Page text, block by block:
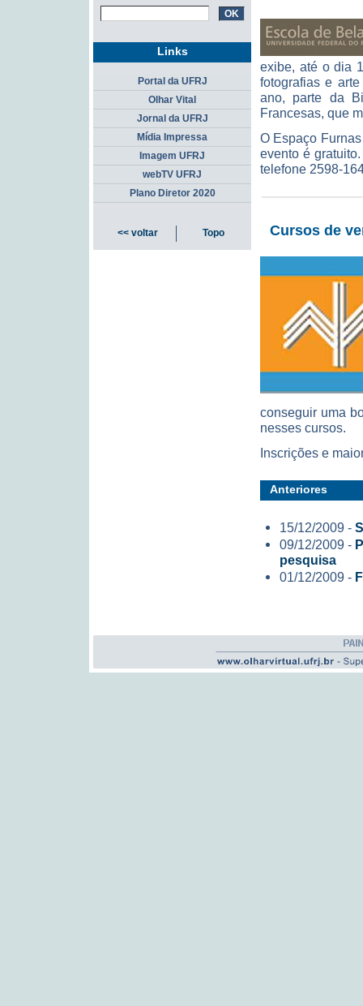
exibe, até o dia
fotografias e
ano, parte da
Francesas, que
O Espaço
evento é
telefone 2598-
Cursos de
conseguir uma
nesses cursos.
Inscrições e
Anteriores
15/12/2009 -
09/12/2009 -
pesquisa
01/12/2009 -
Links
Portal da UFRJ
Olhar Vital
Jornal da UFRJ
Mídia Impressa
Imagem UFRJ
webTV UFRJ
Plano Diretor 2020
<< voltar Topo